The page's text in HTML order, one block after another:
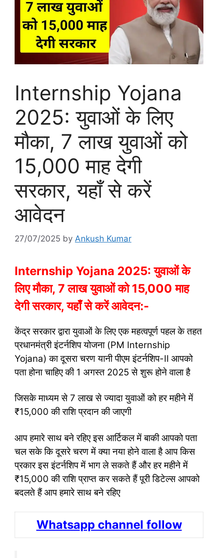
Internship Yojana
2025: युवाओं के लिए
मौका, 7 लाख युवाओं को
15,000 माह देगी
सरकार, यहाँ से करें
आवेदन
27/07/2025 by Ankush Kumar
Internship Yojana 2025: युवाओं के
लिए मौका, 7 लाख युवाओं को 15,000 माह
देगी सरकार, यहाँ से करें आवेदन:-
केंद्र सरकार द्वारा युवाओं के लिए एक महत्वपूर्ण पहल के तहत
प्रधानमंत्री इंटर्नशिप योजना (PM Internship
Yojana) का दूसरा चरण यानी पीएम इंटर्नशिप-II आपको
पता होना चाहिए की 1 अगस्त 2025 से शुरू होने वाला है
जिसके माध्यम से 7 लाख से ज्यादा युवाओं को हर महीने में
₹15,000 की राशि प्रदान की जाएगी
आप हमारे साथ बने रहिए इस आर्टिकल में बाकी आपको पता
चल सके कि दूसरे चरण में क्या नया होने वाला है आप किस
प्रकार इस इंटर्नशिप में भाग ले सकते हैं और हर महीने में
₹15,000 की राशि प्राप्त कर सकते हैं पूरी डिटेल्स आपको
बदलते हैं आप हमारे साथ बने रहिए
Whatsapp channel follow